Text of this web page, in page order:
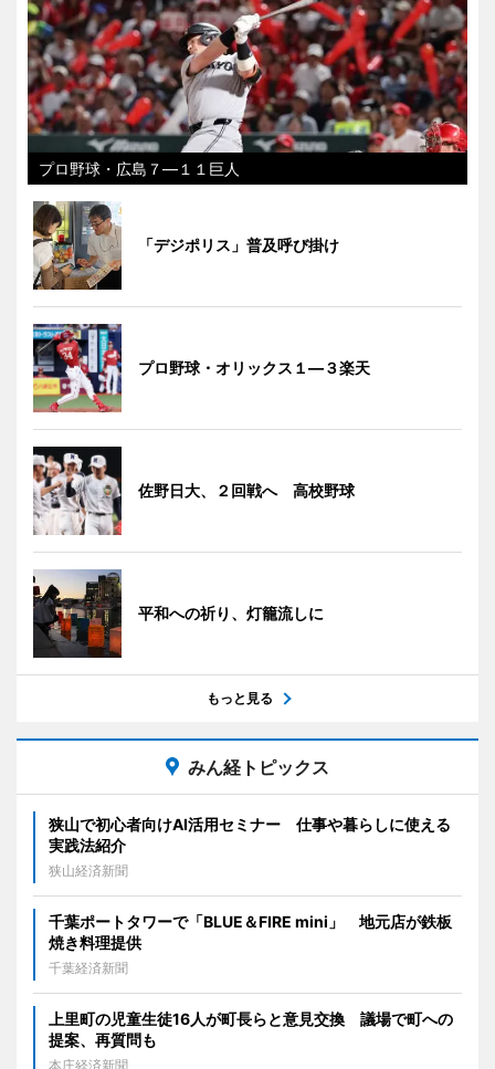
プロ野球・広島７―１１巨人
「デジポリス」普及呼び掛け
プロ野球・オリックス１―３楽天
佐野日大、２回戦へ 高校野球
平和への祈り、灯籠流しに
もっと見る
みん経トピックス
狭山で初心者向けAI活用セミナー 仕事や暮らしに使える
実践法紹介
狭山経済新聞
千葉ポートタワーで「BLUE＆FIRE mini」 地元店が鉄板
焼き料理提供
千葉経済新聞
上里町の児童生徒16人が町長らと意見交換 議場で町への
提案、再質問も
本庄経済新聞